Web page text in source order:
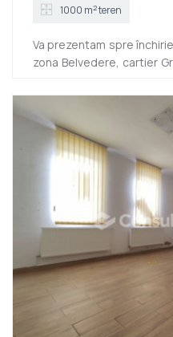
1000 m2teren
Va prezentam spre
zona Belvedere, cartier
gândită astfel: -parter:
baie, cămară -etaj: 3
matrimonial cu dressing
deservește celelalte
asemenea de curte
terasa si 1 garaj. Se
mobi...